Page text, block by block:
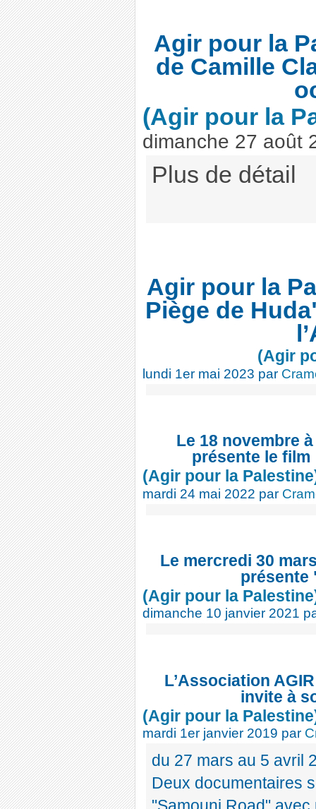
Agir pour la
de Camille
(Agir pour la
dimanche 27 août
Plus de détail
Agir pour la
Piège de
(Agir
lundi 1er mai 2023 par
Le 18 novembre
présente le film
(Agir pour la
mardi 24 mai 2022 par
Le mercredi 30
présente
(Agir pour la
dimanche 10 janvier 2021
L’Association
invite à
(Agir pour la
mardi 1er janvier 2019 par
du 27 mars au 5 avril
Deux documentaires